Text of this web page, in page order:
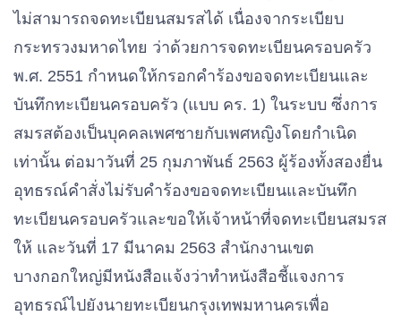
ไม่สามารถจดทะเบียนสมรสได้ เนื่องจากระเบียบ
กระทรวงมหาดไทย ว่าด้วยการจดทะเบียนครอบครัว
พ.ศ. 2551 กําหนดให้กรอกคําร้องขอจดทะเบียนและ
บันทึกทะเบียนครอบครัว (แบบ คร. 1) ในระบบ ซึ่งการ
สมรสต้องเป็นบุคคลเพศชายกับเพศหญิงโดยกําเนิด
เท่านั้น ต่อมาวันที่ 25 กุมภาพันธ์ 2563 ผู้ร้องทั้งสองยื่น
อุทธรณ์คําสั่งไม่รับคําร้องขอจดทะเบียนและบันทึก
ทะเบียนครอบครัวและขอให้เจ้าหน้าที่จดทะเบียนสมรส
ให้ และวันที่ 17 มีนาคม 2563 สํานักงานเขต
บางกอกใหญ่มีหนังสือแจ้งว่าทําหนังสือชี้แจงการ
อุทธรณ์ไปยังนายทะเบียนกรุงเทพมหานครเพื่อ